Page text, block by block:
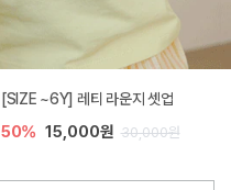
[SIZE ~6Y] 레티 라운지 셋업
50% 15,000원 30,000원